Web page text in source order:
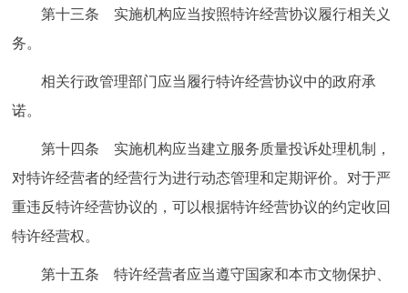
第十三条 实施机构应当按照特许经营协议履行相关义
务。
相关行政管理部门应当履行特许经营协议中的政府承
诺。
第十四条 实施机构应当建立服务质量投诉处理机制，
对特许经营者的经营行为进行动态管理和定期评价。对于严
重违反特许经营协议的，可以根据特许经营协议的约定收回
特许经营权。
第十五条 特许经营者应当遵守国家和本市文物保护、